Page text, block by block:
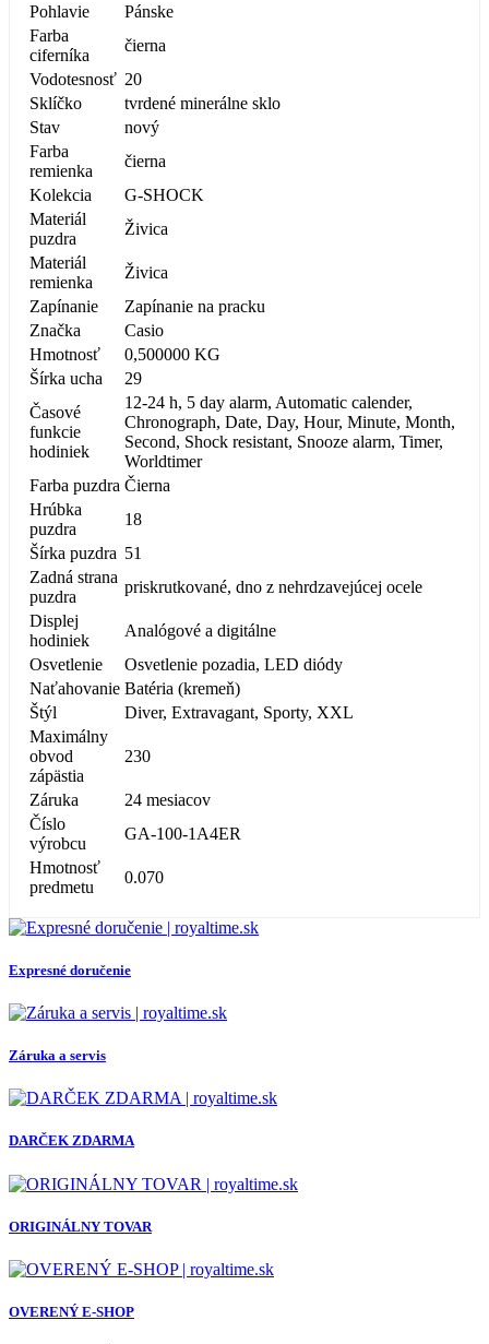
Pohlavie
Pánske
Farba
ciferníka
čierna
Vodotesnosť 20
Sklíčko
tvrdené minerálne sklo
Stav
nový
Farba
remienka
čierna
Kolekcia
G-SHOCK
Materiál
puzdra
Živica
Materiál
remienka
Živica
Zapínanie
Zapínanie na pracku
Značka
Casio
Hmotnosť
0,500000 KG
Šírka ucha
29
Časové
funkcie
hodiniek
12-24 h, 5 day alarm, Automatic calender,
Chronograph, Date, Day, Hour, Minute, Month,
Second, Shock resistant, Snooze alarm, Timer,
Worldtimer
Farba puzdra Čierna
Hrúbka
puzdra
18
Šírka puzdra 51
Zadná strana
puzdra
priskrutkované, dno z nehrdzavejúcej ocele
Displej
hodiniek
Analógové a digitálne
Osvetlenie
Osvetlenie pozadia, LED diódy
Naťahovanie Batéria (kremeň)
Štýl
Diver, Extravagant, Sporty, XXL
Maximálny
obvod
zápästia
230
Záruka
24 mesiacov
Číslo
výrobcu
GA-100-1A4ER
Hmotnosť
predmetu
0.070
Expresné doručenie
Záruka a servis
DARČEK ZDARMA
ORIGINÁLNY TOVAR
OVERENÝ E-SHOP